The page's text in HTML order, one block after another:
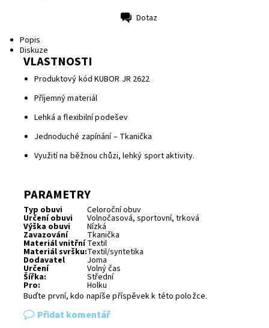
Dotaz
Popis
Diskuze
VLASTNOSTI
Produktový kód KUBOR JR 2622
Příjemný materiál
Lehká a flexibilní podešev
Jednoduché zapínání – Tkanička
Využití na běžnou chůzi, lehký sport aktivity.
PARAMETRY
Typ obuvi Celoroční obuv
Určení obuvi Volnočasová, sportovní, trková
Výška obuvi Nízká
Zavazování Tkanička
Materiál vnitřní Textil
Materiál svršku:Textil/syntetika
Dodavatel Joma
Určení Volný čas
Šířka: Střední
Pro:
Holku
Buďte první, kdo napíše příspěvek k této položce.
Přidat komentář